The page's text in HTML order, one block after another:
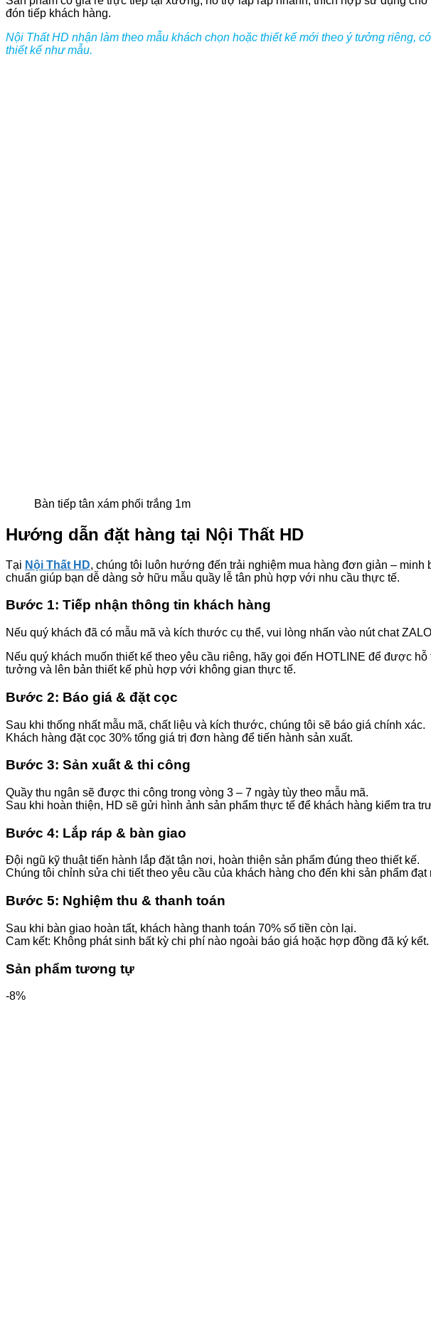
đón tiếp khách hàng.
Nội Thất HD nhận làm theo mẫu khách chọn hoặc thiết kế mới theo ý tưởng riêng,
thiết kế như mẫu.
Bàn tiếp tân xám phối trắng 1m
Hướng dẫn đặt hàng tại Nội Thất HD
Tại Nội Thất HD, chúng tôi luôn hướng đến trải nghiệm mua hàng đơn giản –
chuẩn giúp bạn dễ dàng sở hữu mẫu quầy lễ tân phù hợp với nhu cầu thực tế.
Bước 1: Tiếp nhận thông tin khách hàng
Nếu quý khách đã có mẫu mã và kích thước cụ thể, vui lòng nhấn vào nút chat
Nếu quý khách muốn thiết kế theo yêu cầu riêng, hãy gọi đến HOTLINE để được
tưởng và lên bản thiết kế phù hợp với không gian thực tế.
Bước 2: Báo giá & đặt cọc
Sau khi thống nhất mẫu mã, chất liệu và kích thước, chúng tôi sẽ báo giá chính xác.
Khách hàng đặt cọc 30% tổng giá trị đơn hàng để tiến hành sản xuất.
Bước 3: Sản xuất & thi công
Quầy thu ngân sẽ được thi công trong vòng 3 – 7 ngày tùy theo mẫu mã.
Sau khi hoàn thiện, HD sẽ gửi hình ảnh sản phẩm thực tế để khách hàng kiểm tra
Bước 4: Lắp ráp & bàn giao
Đội ngũ kỹ thuật tiến hành lắp đặt tận nơi, hoàn thiện sản phẩm đúng theo thiết kế.
Chúng tôi chỉnh sửa chi tiết theo yêu cầu của khách hàng cho đến khi sản phẩm
Bước 5: Nghiệm thu & thanh toán
Sau khi bàn giao hoàn tất, khách hàng thanh toán 70% số tiền còn lại.
Cam kết: Không phát sinh bất kỳ chi phí nào ngoài báo giá hoặc hợp đồng đã ký kết.
Sản phẩm tương tự
-8%